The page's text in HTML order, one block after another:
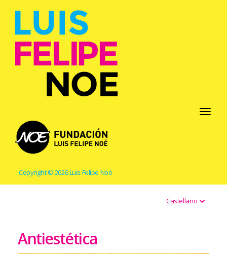
Toggle
Copyright © 2026 Luis Felipe Noé
Castellano
Antiestética